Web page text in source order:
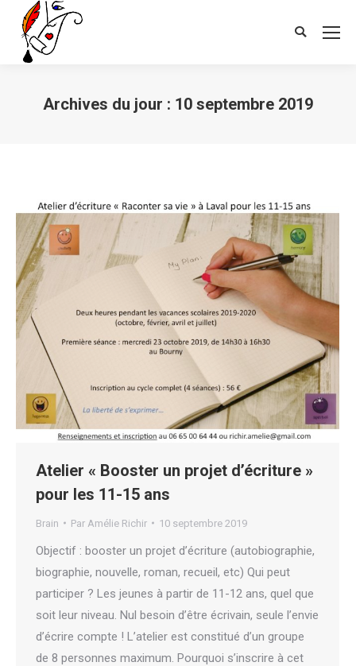
Search:
Archives du jour : 10 septembre 2019
Atelier « Booster un projet d’écriture »
pour les 11-15 ans
Brain Par Amélie Richir 10 septembre 2019
Objectif : booster un projet d’écriture (autobiographie,
biographie, nouvelle, roman, recueil, etc) Qui peut
participer ? Les jeunes à partir de 11-12 ans, quel que
soit leur niveau. Nul besoin d’être écrivain, seule l’envie
d’écrire compte ! L’atelier est constitué d’un groupe
de 8 personnes maximum. Pourquoi s’inscrire à cet